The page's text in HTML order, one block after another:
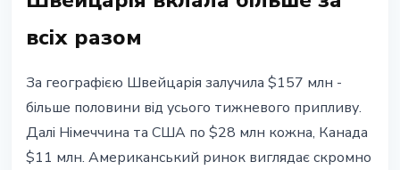
всіх разом
За географією Швейцарія залучила $157 млн -
більше половини від усього тижневого припливу.
Далі Німеччина та США по $28 млн кожна, Канада
$11 млн. Американський ринок виглядає скромно